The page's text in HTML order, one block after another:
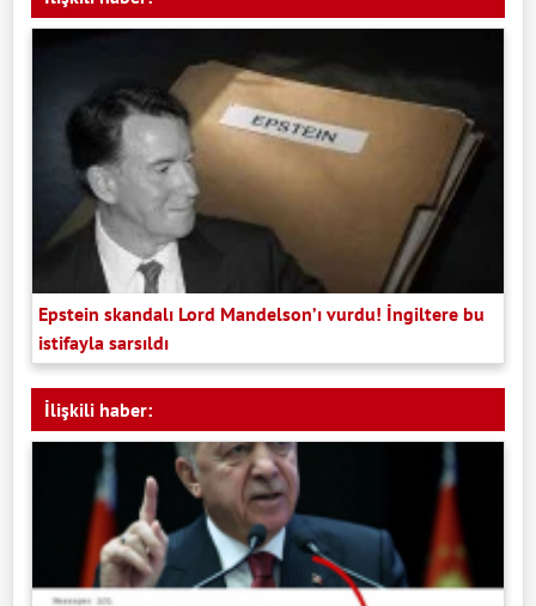
Epstein skandalı Lord Mandelson’ı vurdu! İngiltere bu
istifayla sarsıldı
İlişkili haber: